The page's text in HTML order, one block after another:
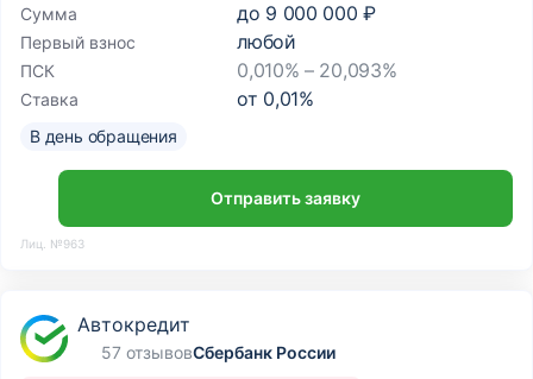
Сумма до 9 000 000 ₽
Первый взнос любой
ПСК 0,010% – 20,093%
Ставка от 0,01%
В день обращения
Отправить заявку
Лиц. №963
Автокредит
57 отзывовСбербанк России